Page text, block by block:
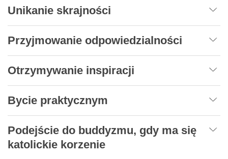
Unikanie skrajności
Przyjmowanie odpowiedzialności
Otrzymywanie inspiracji
Bycie praktycznym
Podejście do buddyzmu, gdy ma się
katolickie korzenie